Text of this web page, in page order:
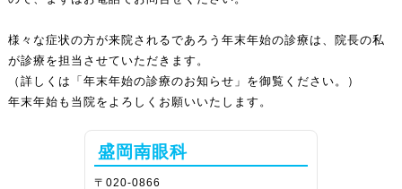
様々な症状の方が来院されるであろう年末年始の診療は、院長の私
が診療を担当させていただきます。
（詳しくは「年末年始の診療のお知らせ」を御覧ください。）
年末年始も当院をよろしくお願いいたします。
盛岡南眼科
〒020-0866